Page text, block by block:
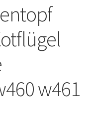
w461